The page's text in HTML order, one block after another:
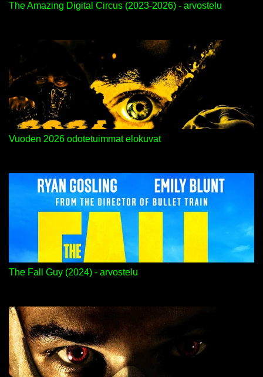
The Amazing Digital Circus (2023-2026) - arvostelu
Vuoden 2026 odotetuimmat elokuvat
The Fall Guy (2024) - arvostelu